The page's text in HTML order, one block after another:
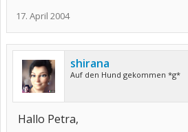
17. April 2004
shirana
Auf den Hund gekommen *g*
Hallo Petra,